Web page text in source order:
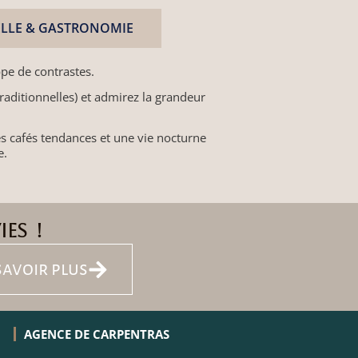
& GASTRONOMIE
de contrastes.
et admirez la grandeur
cafés tendances et une vie nocturne
!
plus
AGENCE DE CARPENTRAS